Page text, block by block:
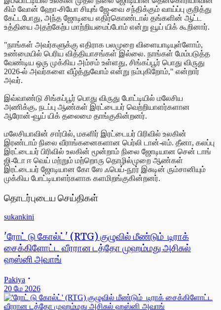
கிம் வோன் ஹோ-சியோ சியுங் ஜே-வை சந்திக்கும் வாய்ப்பு குறித்து
கேட்டபோது, அந்த ஜோடியை எதிர்கொண்டால் தங்களின் ஆட்ட
உத்தியை அதற்கேற்ப மாற்றியமைப்போம் என்று வூய் யிக் கூறினார்.
"நாங்கள் அவர்களுக்கு எதிராக பலமுறை விளையாடியுள்ளோம்,
உண்மையில் பெரிய வித்தியாசங்கள் இல்லை. நாங்கள் மேம்படுத்த
வேண்டிய ஒரு முக்கிய அம்சம் உள்ளது, சிங்கப்பூர் பொது விருது
2026-ல் அவர்களை வீழ்த்துவோம் என்று நம்புகிறோம்," என்றார்
அவர்.
இவ்வாண்டு சிங்கப்பூர் பொது விருது போட்டியில் மலேசிய
அணிக்கு, நடப்பு ஆண்கள் இரட்டையர் வெற்றியாளர்களான
ஆரோன்-வூய் யிக் தலைமை தாங்குகின்றனர்.
மலேசியாவின் சார்பில், மகளிர் இரட்டையர் பிரிவில் உலகின்
இரண்டாம் நிலை வீராங்கனைகளான பெர்லி டான்-எம். தீனா, கலப்பு
இரட்டையர் பிரிவில் உலகின் மூன்றாம் நிலை ஜோடியான சென் டாங்
ஜி-டோ ஈ வெய் மற்றும் மற்றொரு தொழில்முறை ஆண்கள்
இரட்டையர் ஜோடியான கோ ஸே ஃபெய்-நூர் இசுடின் ரும்சானியும்
முக்கிய போட்டியாளர்களாக களமிறங்குகின்றனர்.
தொடர்புடைய செய்திகள்
sukankini
'ரோட் டு கோல்ட்' (RTG) குழுவில் மீண்டும் டிராக்
சைக்கிளோட்ட வீரரான டத்தோ முஹம்மது அசிசுல்
ஹஸ்னி அவாங்
Pakiya
20 மே 2026